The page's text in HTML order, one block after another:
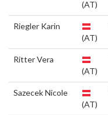
(AT)
Riegler Karin
(AT)
Ritter Vera
(AT)
Sazecek Nicole
(AT)